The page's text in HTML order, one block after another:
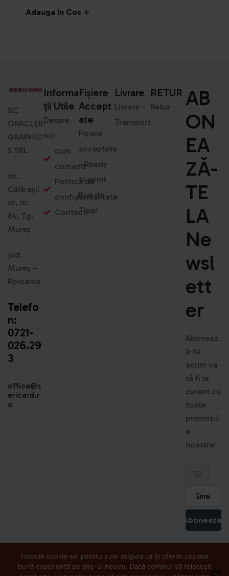
Adauga In Cos
AB
ON
EA
ZĂ-
TE
LA
Ne
Wsl
Ett
Er
Aboneaz
ă-te
acum ca
să fi la
curent cu
toate
promoțiil
e
noastre!
Aboneaza-
Informa
Ții Utile
Despre
noi
cum
comand
Politica de
confidentialitate
Contact
Fișiere
Accept
Ate
Fișiere
acceptate
- Ready
to print
Bun de
Tipar
Livrare
Livrare -
Transport
RETUR
Retur
SC
ORACLER
GRAPHIC
S SRL
str.
Călărașil
or, nr.
84, Tg.
Mureș
jud.
Mureș –
Romania
Telefo
n:
0721-
026.29
3
office@s
ericard.r
o
Folosim cookie-uri pentru a ne asigura că îți oferim cea mai
bună experiență pe site-ul nostru. Dacă continui să folosești